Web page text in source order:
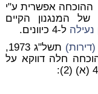
ההוכחה אפשרית ע"י
המנגנון הקיים
נעילה ל-4 כיוונים.
תשל"ג 1973,
חלה דווקא על